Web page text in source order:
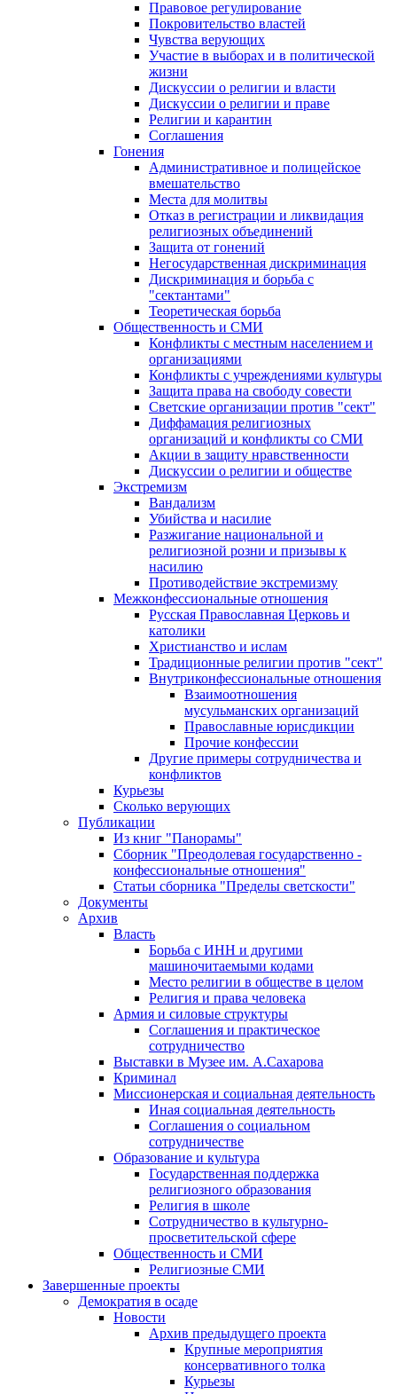
Правовое регулирование
Покровительство властей
Чувства верующих
Участие в выборах и в политической
жизни
Дискуссии о религии и власти
Дискуссии о религии и праве
Религии и карантин
Соглашения
Гонения
Административное и полицейское
вмешательство
Места для молитвы
Отказ в регистрации и ликвидация
религиозных объединений
Защита от гонений
Негосударственная дискриминация
Дискриминация и борьба с
"сектантами"
Теоретическая борьба
Общественность и СМИ
Конфликты с местным населением и
организациями
Конфликты с учреждениями культуры
Защита права на свободу совести
Светские организации против "сект"
Диффамация религиозных
организаций и конфликты со СМИ
Акции в защиту нравственности
Дискуссии о религии и обществе
Экстремизм
Вандализм
Убийства и насилие
Разжигание национальной и
религиозной розни и призывы к
насилию
Противодействие экстремизму
Межконфессиональные отношения
Русская Православная Церковь и
католики
Христианство и ислам
Традиционные религии против "сект"
Внутриконфессиональные отношения
Взаимоотношения
мусульманских организаций
Православные юрисдикции
Прочие конфессии
Другие примеры сотрудничества и
конфликтов
Курьезы
Сколько верующих
Публикации
Из книг "Панорамы"
Сборник "Преодолевая государственно -
конфессиональные отношения"
Статьи сборника "Пределы светскости"
Документы
Архив
Власть
Борьба с ИНН и другими
машиночитаемыми кодами
Место религии в обществе в целом
Религия и права человека
Армия и силовые структуры
Соглашения и практическое
сотрудничество
Выставки в Музее им. А.Сахарова
Криминал
Миссионерская и социальная деятельность
Иная социальная деятельность
Соглашения о социальном
сотрудничестве
Образование и культура
Государственная поддержка
религиозного образования
Религия в школе
Сотрудничество в культурно-
просветительской сфере
Общественность и СМИ
Религиозные СМИ
Завершенные проекты
Демократия в осаде
Новости
Архив предыдущего проекта
Крупные мероприятия
консервативного толка
Курьезы